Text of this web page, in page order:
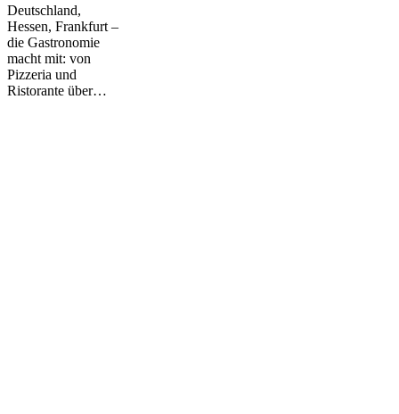
Deutschland,
Hessen, Frankfurt –
die Gastronomie
macht mit: von
Pizzeria und
Ristorante über…